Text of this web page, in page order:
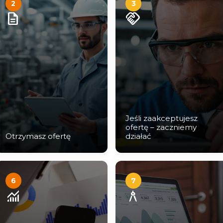
2
description
Otrzymasz ofertę
3
handshake
Jeśli zaakceptujesz
ofertę – zaczniemy
działać
6
monitoring
7
architecture